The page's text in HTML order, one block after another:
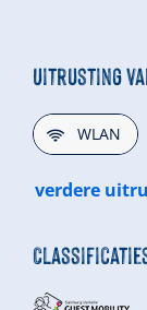
Uitrusting
🜉WLAN
verdere